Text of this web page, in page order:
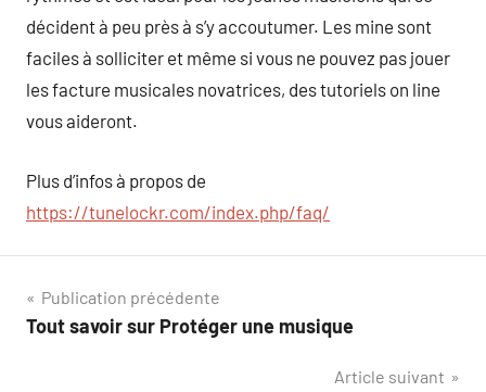
décident à peu près à s’y accoutumer. Les mine sont
faciles à solliciter et même si vous ne pouvez pas jouer
les facture musicales novatrices, des tutoriels on line
vous aideront.
Plus d’infos à propos de
https://tunelockr.com/index.php/faq/
Navigation
de
Publication précédente
Tout savoir sur Protéger une musique
Article suivant